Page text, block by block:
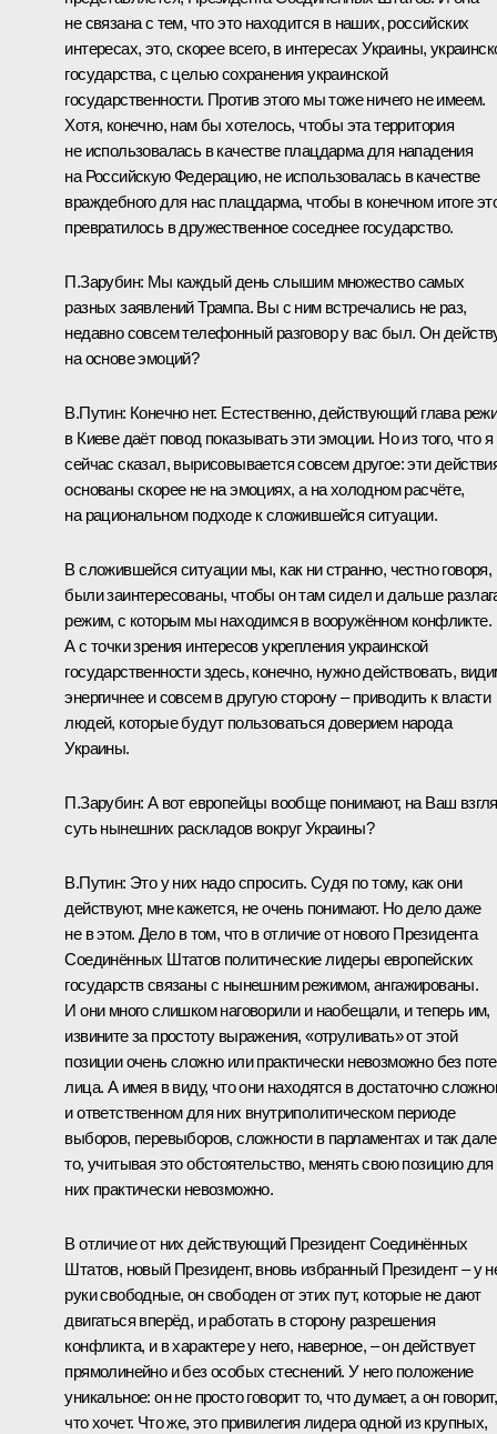
не связана с тем, что это находится в наших, российских
интересах, это, скорее всего, в интересах Украины,
государства, с целью сохранения украинской
государственности. Против этого мы тоже ничего не имеем.
Хотя, конечно, нам бы хотелось, чтобы эта территория
не использовалась в качестве плацдарма для нападения
на Российскую Федерацию, не использовалась в качестве
враждебного для нас плацдарма, чтобы в конечном итоге
превратилось в дружественное соседнее государство.
П.Зарубин: Мы каждый день слышим множество самых
разных заявлений Трампа. Вы с ним встречались не раз,
недавно совсем телефонный разговор у вас был. Он
на основе эмоций?
В.Путин: Конечно нет. Естественно, действующий глава
в Киеве даёт повод показывать эти эмоции. Но из того, что я
сейчас сказал, вырисовывается совсем другое: эти
основаны скорее не на эмоциях, а на холодном расчёте,
на рациональном подходе к сложившейся ситуации.
В сложившейся ситуации мы, как ни странно, честно говоря,
были заинтересованы, чтобы он там сидел и дальше
режим, с которым мы находимся в вооружённом конфликте.
А с точки зрения интересов укрепления украинской
государственности здесь, конечно, нужно действовать,
энергичнее и совсем в другую сторону – приводить к власти
людей, которые будут пользоваться доверием народа
Украины.
П.Зарубин: А вот европейцы вообще понимают, на Ваш
суть нынешних раскладов вокруг Украины?
В.Путин: Это у них надо спросить. Судя по тому, как они
действуют, мне кажется, не очень понимают. Но дело даже
не в этом. Дело в том, что в отличие от нового Президента
Соединённых Штатов политические лидеры европейских
государств связаны с нынешним режимом, ангажированы.
И они много слишком наговорили и наобещали, и теперь им,
извините за простоту выражения, «отруливать» от этой
позиции очень сложно или практически невозможно без
лица. А имея в виду, что они находятся в достаточно
и ответственном для них внутриполитическом периоде
выборов, перевыборов, сложности в парламентах и так
то, учитывая это обстоятельство, менять свою позицию для
них практически невозможно.
В отличие от них действующий Президент Соединённых
Штатов, новый Президент, вновь избранный Президент – у
руки свободные, он свободен от этих пут, которые не дают
двигаться вперёд, и работать в сторону разрешения
конфликта, и в характере у него, наверное, – он действует
прямолинейно и без особых стеснений. У него положение
уникальное: он не просто говорит то, что думает, а он говорит,
что хочет. Что же, это привилегия лидера одной из крупных,